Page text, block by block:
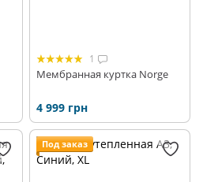
1
Мембранная куртка Norge
4 999 грн
Под заказ